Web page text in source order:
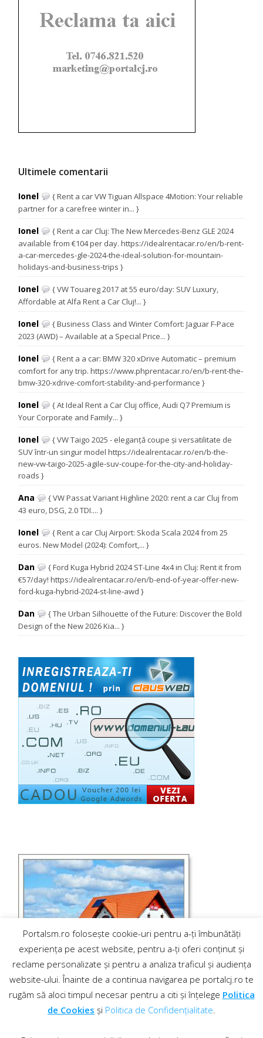
Ultimele comentarii
Ionel
{ Rent a car VW Tiguan Allspace 4Motion: Your reliable
partner for a carefree winter in... }
Ionel
{ Rent a car Cluj: The New Mercedes-Benz GLE 2024
available from €104 per day. https://idealrentacar.ro/en/b-rent-
a-car-mercedes-gle-2024-the-ideal-solution-for-mountain-
holidays-and-business-trips }
Ionel
{ VW Touareg 2017 at 55 euro/day: SUV Luxury,
Affordable at Alfa Rent a Car Cluj!... }
Ionel
{ Business Class and Winter Comfort: Jaguar F-Pace
2023 (AWD) – Available at a Special Price... }
Ionel
{ Rent a a car: BMW 320 xDrive Automatic – premium
comfort for any trip. https://www.phprentacar.ro/en/b-rent-the-
bmw-320-xdrive-comfort-stability-and-performance }
Ionel
{ At Ideal Rent a Car Cluj office, Audi Q7 Premium is
Your Corporate and Family... }
Ionel
{ VW Taigo 2025 - eleganță coupe și versatilitate de
SUV într-un singur model https://idealrentacar.ro/en/b-the-
new-vw-taigo-2025-agile-suv-coupe-for-the-city-and-holiday-
roads }
Ana
{ VW Passat Variant Highline 2020: rent a car Cluj from
43 euro, DSG, 2.0 TDI.... }
Ionel
{ Rent a car Cluj Airport: Skoda Scala 2024 from 25
euros. New Model (2024): Comfort,... }
Dan
{ Ford Kuga Hybrid 2024 ST-Line 4x4 in Cluj: Rent it from
€57/day! https://idealrentacar.ro/en/b-end-of-year-offer-new-
ford-kuga-hybrid-2024-st-line-awd }
Dan
{ The Urban Silhouette of the Future: Discover the Bold
Design of the New 2026 Kia... }
Portalsm.ro folosește cookie-uri pentru a-ți îmbunătăți
experiența pe acest website, pentru a-ți oferi conținut și
reclame personalizate și pentru a analiza traficul și audiența
website-ului. Înainte de a continua navigarea pe portalcj.ro te
rugăm să aloci timpul necesar pentru a citi și înțelege Politica
de Cookies și Politica de Confidențialitate.